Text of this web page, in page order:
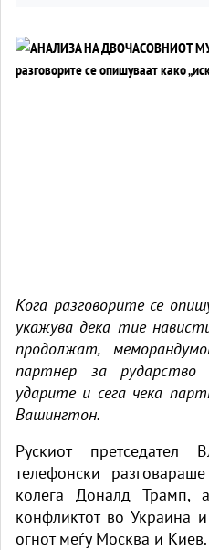
Кога разговорите се
укажува дека тие
продолжат,
партнер за
ударите и сега чека
Вашингтон.
Рускиот претседател
телефонски
колега Доналд Трамп,
конфликтот во Украина
огнот меѓу Москва и Киев.